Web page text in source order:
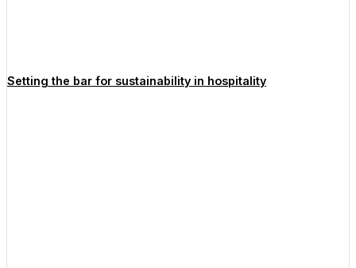
Setting the bar for sustainability in hospitality